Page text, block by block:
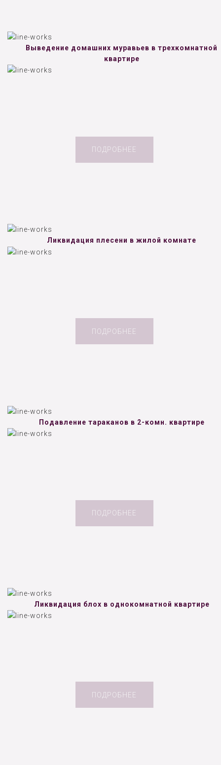
Выведение домашних муравьев в трехкомнатной
квартире
ПОДРОБНЕЕ
Ликвидация плесени в жилой комнате
ПОДРОБНЕЕ
Подавление тараканов в 2-комн. квартире
ПОДРОБНЕЕ
Ликвидация блох в однокомнатной квартире
ПОДРОБНЕЕ